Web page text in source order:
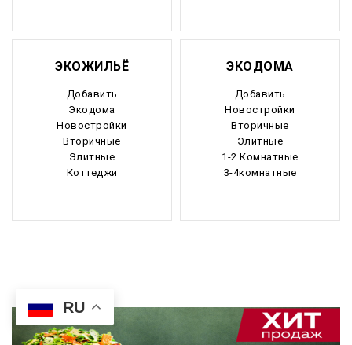
RU
ЭКОЖИЛЬЁ
Добавить
Экодома
Новостройки
Вторичные
Элитные
Коттеджи
ЭКОДОМА
Добавить
Новостройки
Вторичные
Элитные
1-2 Комнатные
3-4комнатные